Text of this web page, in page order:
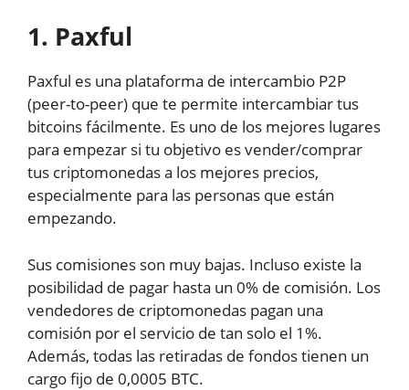
1. Paxful
Paxful es una plataforma de intercambio P2P
(peer-to-peer) que te permite intercambiar tus
bitcoins fácilmente. Es uno de los mejores lugares
para empezar si tu objetivo es vender/comprar
tus criptomonedas a los mejores precios,
especialmente para las personas que están
empezando.
Sus comisiones son muy bajas. Incluso existe la
posibilidad de pagar hasta un 0% de comisión. Los
vendedores de criptomonedas pagan una
comisión por el servicio de tan solo el 1%.
Además, todas las retiradas de fondos tienen un
cargo fijo de 0,0005 BTC.